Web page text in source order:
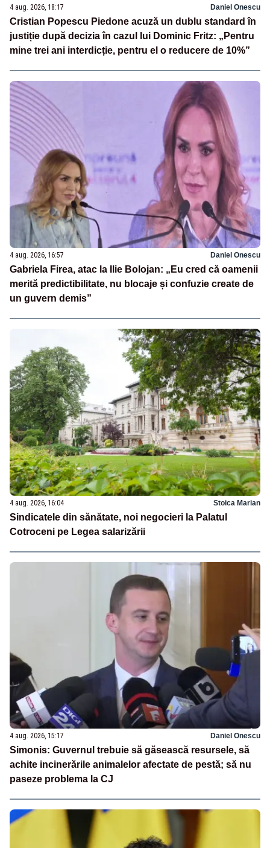
4 aug. 2026, 18:17 Daniel Onescu
Cristian Popescu Piedone acuză un dublu standard în
justiție după decizia în cazul lui Dominic Fritz: „Pentru
mine trei ani interdicție, pentru el o reducere de 10%”
4 aug. 2026, 16:57 Daniel Onescu
Gabriela Firea, atac la Ilie Bolojan: „Eu cred că oamenii
merită predictibilitate, nu blocaje și confuzie create de
un guvern demis”
4 aug. 2026, 16:04 Stoica Marian
Sindicatele din sănătate, noi negocieri la Palatul
Cotroceni pe Legea salarizării
4 aug. 2026, 15:17 Daniel Onescu
Simonis: Guvernul trebuie să găsească resursele, să
achite incinerările animalelor afectate de pestă; să nu
paseze problema la CJ